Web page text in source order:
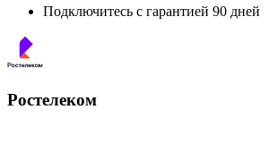
Подключитесь с гарантией 90 дней
Ростелеком